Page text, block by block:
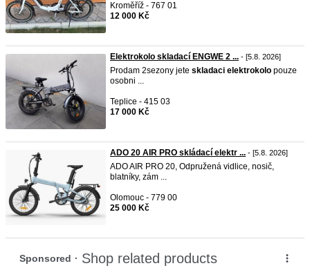
Kroměříž - 767 01
12 000 Kč
Elektrokolo skladací ENGWE 2 ... - [5.8. 2026]
Prodam 2sezony jete skladaci elektrokolo pouze
osobni ...
Teplice - 415 03
17 000 Kč
ADO 20 AIR PRO skládací elektr ... - [5.8. 2026]
ADO AIR PRO 20, Odpružená vidlice, nosič,
blatníky, zám ...
Olomouc - 779 00
25 000 Kč